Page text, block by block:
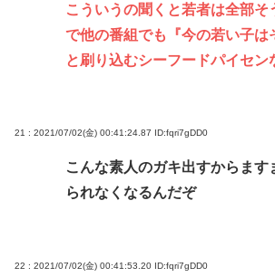
こういうの聞くと若者は全部そ
で他の番組でも『今の若い子は
と刷り込むシーフードパイセン
21 : 2021/07/02(金) 00:41:24.87 ID:fqri7gDD0
こんな素人のガキ出すからます
られなくなるんだぞ
22 : 2021/07/02(金) 00:41:53.20 ID:fqri7gDD0